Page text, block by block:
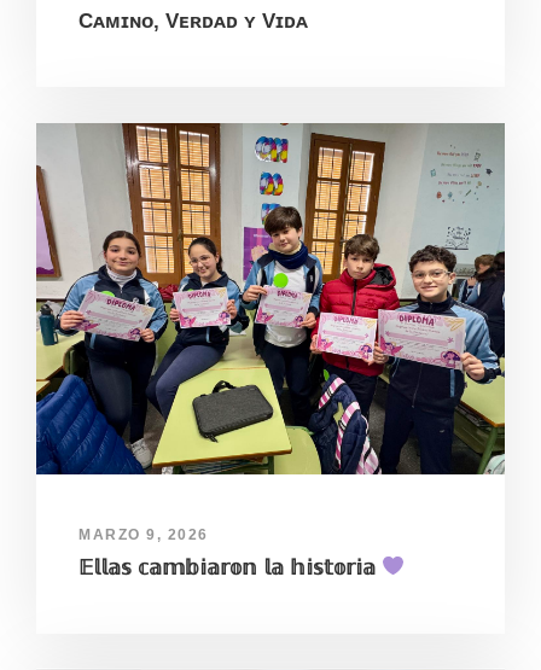
Cᴀᴍɪɴᴏ, Vᴇʀᴅᴀᴅ ʏ Vɪᴅᴀ
MARZO 9, 2026
𝔼𝕝𝕝𝕒𝕤 𝕔𝕒𝕞𝕓𝕚𝕒𝕣𝕠𝕟 𝕝𝕒 𝕙𝕚𝕤𝕥𝕠𝕣𝕚𝕒